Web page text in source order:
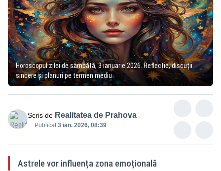
Horoscopul zilei de sâmbătă, 3 ianuarie 2026. Reflecție, discuții
sincere și planuri pe termen mediu
Scris de Realitatea de Prahova
Publicat:3 ian. 2026, 08:39
Astrele vor influența zona emoțională